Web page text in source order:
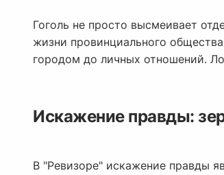
Гоголь не просто высмеивает
жизни провинциального
городом до личных отношений.
Искажение правды:
В "Ревизоре" искажение правды